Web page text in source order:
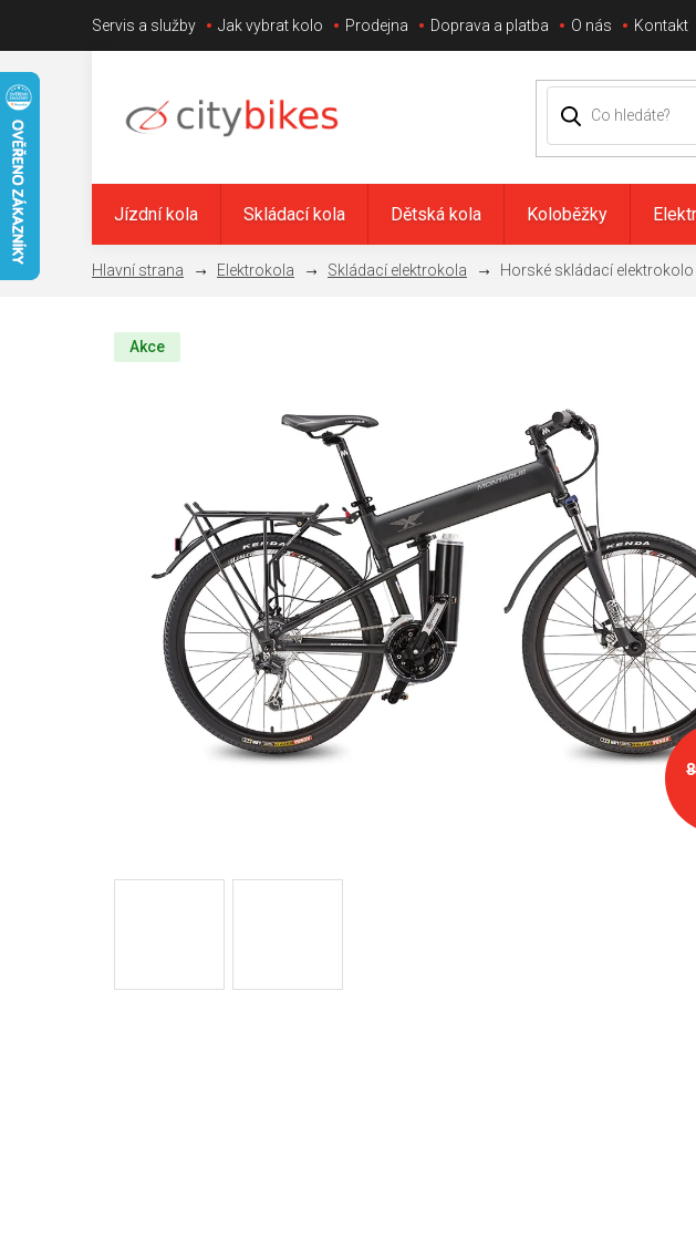
obsah
Servis a služby Jak vybrat kolo Prodejna Doprava a platba O nás Kontakt
Jízdní kola Skládací kola Dětská kola Koloběžky
Elektrokola Skládací elektrokola Horské skládací
Akce